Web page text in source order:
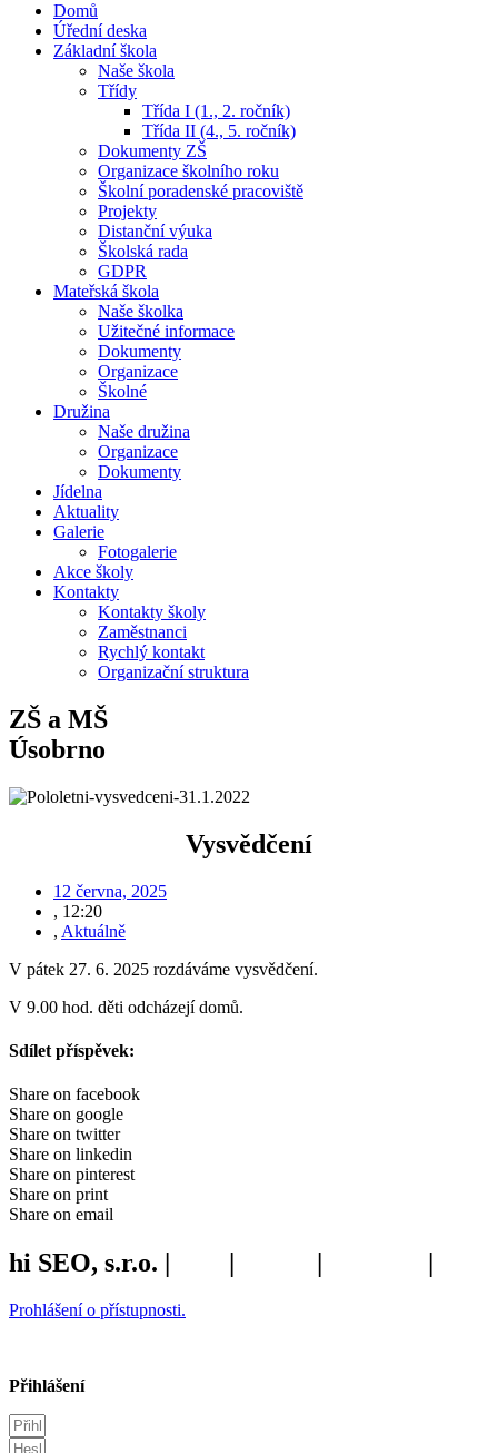
Domů
Úřední deska
Základní škola
Naše škola
Třídy
Třída I (1., 2. ročník)
Třída II (4., 5. ročník)
Dokumenty ZŠ
Organizace školního roku
Školní poradenské pracoviště
Projekty
Distanční výuka
Školská rada
GDPR
Mateřská škola
Naše školka
Užitečné informace
Dokumenty
Organizace
Školné
Družina
Naše družina
Organizace
Dokumenty
Jídelna
Aktuality
Galerie
Fotogalerie
Akce školy
Kontakty
Kontakty školy
Zaměstnanci
Rychlý kontakt
Organizační struktura
ZŠ a MŠ
Úsobrno
Vysvědčení
12 června, 2025
, 12:20
, Aktuálně
V pátek 27. 6. 2025 rozdáváme vysvědčení.
V 9.00 hod. děti odcházejí domů.
Sdílet příspěvek:
Share on facebook
Share on google
Share on twitter
Share on linkedin
Share on pinterest
Share on print
Share on email
hi SEO, s.r.o. | | | |
Prohlášení o přístupnosti.
Přihlášení